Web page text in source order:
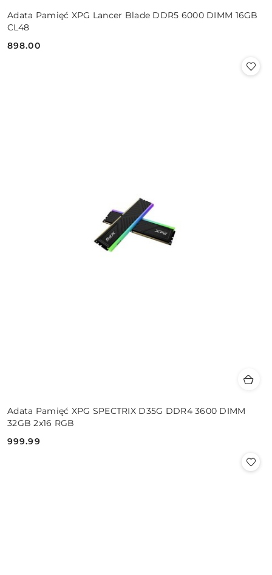
Adata Pamięć XPG Lancer Blade DDR5 6000 DIMM 16GB
CL48
Cena:
898.00
Adata Pamięć XPG SPECTRIX D35G DDR4 3600 DIMM
32GB 2x16 RGB
Cena:
999.99